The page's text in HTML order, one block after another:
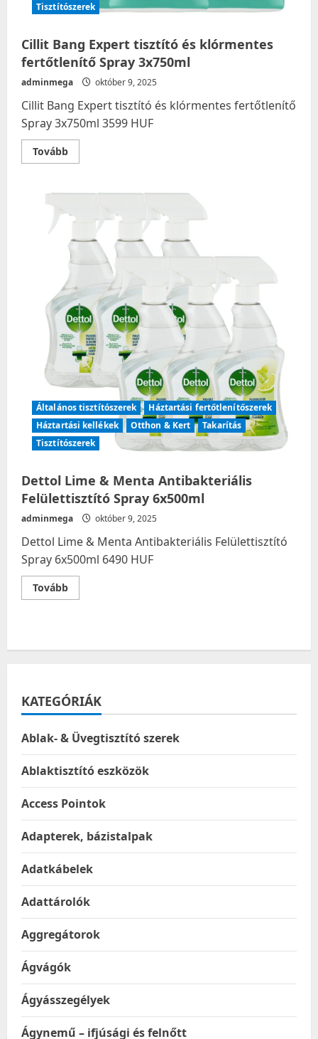
Tisztítószerek
Cillit Bang Expert tisztító és klórmentes
fertőtlenítő Spray 3x750ml
adminmega október 9, 2025
Cillit Bang Expert tisztító és klórmentes fertőtlenítő
Spray 3x750ml 3599 HUF
TovábbRead
more
Bang
és
klórmentes
fertőtlenítő
Spray
3x750ml
Általános tisztítószerek
Háztartási fertőtlenítőszerek
Háztartási kellékek
Otthon & Kert
Takarítás
Tisztítószerek
Dettol Lime & Menta Antibakteriális
Felülettisztító Spray 6x500ml
adminmega október 9, 2025
Dettol Lime & Menta Antibakteriális Felülettisztító
Spray 6x500ml 6490 HUF
TovábbRead
more
Menta
KATEGÓRIÁK
Ablak- & Üvegtisztító szerek
Ablaktisztító eszközök
Access Pointok
Adapterek, bázistalpak
Adatkábelek
Adattárolók
Aggregátorok
Ágvágók
Ágyásszegélyek
Ágynemű – ifjúsági és felnőtt